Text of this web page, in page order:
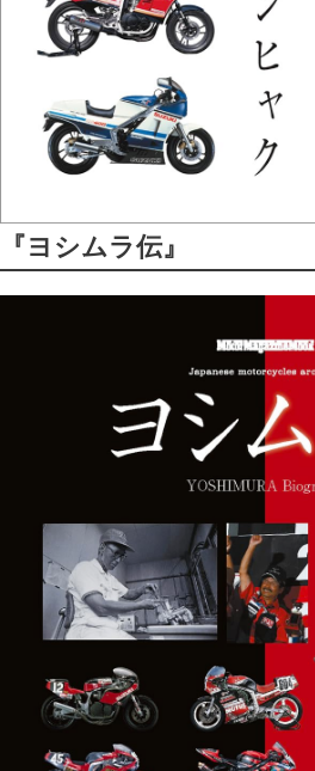
『ヨシムラ伝』